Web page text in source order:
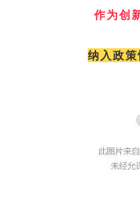
作为创
纳入政